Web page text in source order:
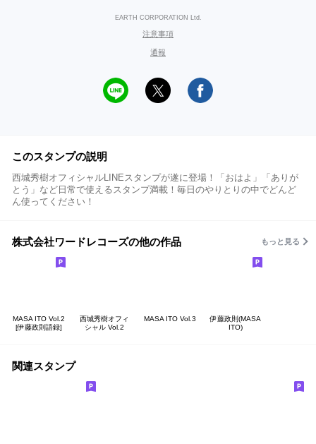
EARTH CORPORATION Ltd.
注意事項
通報
このスタンプの説明
西城秀樹オフィシャルLINEスタンプが遂に登場！「おはよ」「ありが
とう」など日常で使えるスタンプ満載！毎日のやりとりの中でどんど
ん使ってください！
株式会社ワードレコーズの他の作品 もっと見る
MASA ITO Vol.2
[伊藤政則語録]
西城秀樹オフィ
シャル Vol.2
MASA ITO Vol.3
伊藤政則(MASA
ITO)
関連スタンプ